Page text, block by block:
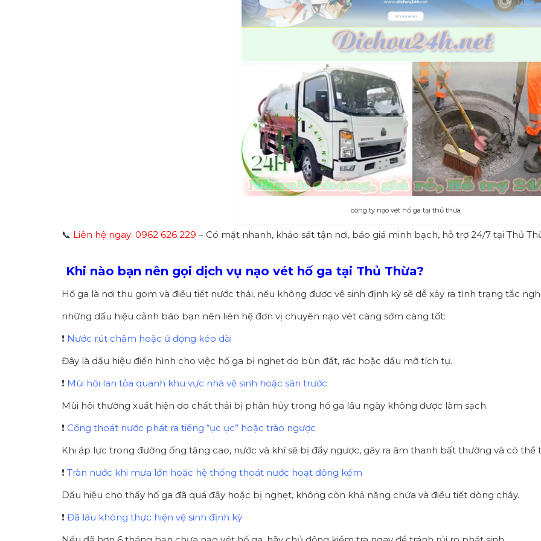
công ty nạo vét hố ga tại thủ thừa
📞 Liên hệ ngay: 0962 626 229 – Có mặt nhanh, khảo sát tận nơi, báo giá minh bạch, hỗ trợ 24/7 tại Thủ
Khi nào bạn nên gọi dịch vụ nạo vét hố ga tại Thủ Thừa?
Hố ga là nơi thu gom và điều tiết nước thải, nếu không được vệ sinh định kỳ sẽ dễ xảy ra tình trạng tắc
những dấu hiệu cảnh báo bạn nên liên hệ đơn vị chuyên nạo vét càng sớm càng tốt:
❗ Nước rút chậm hoặc ứ đọng kéo dài
Đây là dấu hiệu điển hình cho việc hố ga bị nghẹt do bùn đất, rác hoặc dầu mỡ tích tụ.
❗ Mùi hôi lan tỏa quanh khu vực nhà vệ sinh hoặc sân trước
Mùi hôi thường xuất hiện do chất thải bị phân hủy trong hố ga lâu ngày không được làm sạch.
❗ Cống thoát nước phát ra tiếng “ục ục” hoặc trào ngược
Khi áp lực trong đường ống tăng cao, nước và khí sẽ bị đẩy ngược, gây ra âm thanh bất thường và có thể
❗ Tràn nước khi mưa lớn hoặc hệ thống thoát nước hoạt động kém
Dấu hiệu cho thấy hố ga đã quá đầy hoặc bị nghẹt, không còn khả năng chứa và điều tiết dòng chảy.
❗ Đã lâu không thực hiện vệ sinh định kỳ